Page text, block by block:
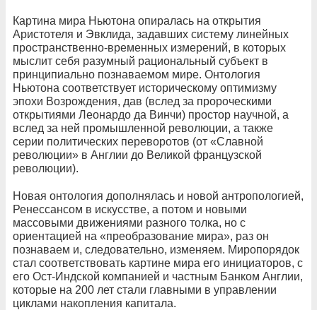
Картина мира Ньютона опиралась на открытия
Аристотеля и Эвклида, задавших систему линейных
пространственно-временных измерений, в которых
мыслит себя разумный рациональный субъект в
принципиально познаваемом мире. Онтология
Ньютона соответствует историческому оптимизму
эпохи Возрождения, дав (вслед за пророческими
открытиями Леонардо да Винчи) простор научной, а
вслед за ней промышленной революции, а также
серии политических переворотов (от «Славной
революции» в Англии до Великой французской
революции).
Новая онтология дополнялась и новой антропологией,
Ренессансом в искусстве, а потом и новыми
массовыми движениями разного толка, но с
ориентацией на «преобразование мира», раз он
познаваем и, следовательно, изменяем. Миропорядок
стал соответствовать картине мира его инициаторов, с
его Ост-Индской компанией и частным Банком Англии,
которые на 200 лет стали главными в управлении
циклами накопления капитала.